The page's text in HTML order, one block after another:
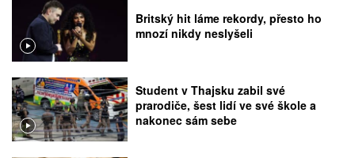
Britský hit láme rekordy, přesto ho
mnozí nikdy neslyšeli
Student v Thajsku zabil své
prarodiče, šest lidí ve své škole a
nakonec sám sebe